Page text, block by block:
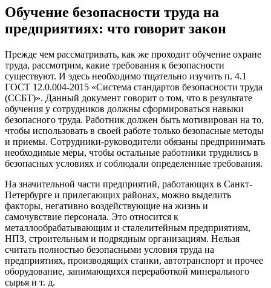
Обучение безопасности труда на
предприятиях: что говорит закон
Прежде чем рассматривать, как же проходит обучение охране
труда, рассмотрим, какие требования к безопасности
существуют. И здесь необходимо тщательно изучить п. 4.1
ГОСТ 12.0.004-2015 «Система стандартов безопасности труда
(ССБТ)». Данный документ говорит о том, что в результате
обучения у сотрудников должны сформироваться навыки
безопасного труда. Работник должен быть мотивирован на то,
чтобы использовать в своей работе только безопасные методы
и приемы. Сотрудники-руководители обязаны предпринимать
необходимые меры, чтобы остальные работники трудились в
безопасных условиях и соблюдали определенные требования.
На значительной части предприятий, работающих в Санкт-
Петербурге и прилегающих районах, можно выделить
факторы, негативно воздействующие на жизнь и
самочувствие персонала. Это относится к
металлообрабатывающим и сталелитейным предприятиям,
НПЗ, строительным и подрядным организациям. Нельзя
считать полностью безопасными условия труда на
предприятиях, производящих станки, автотранспорт и прочее
оборудование, занимающихся переработкой минерального
сырья и т. д.